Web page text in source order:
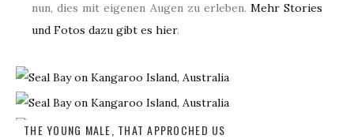
nun, dies mit eigenen Augen zu erleben. Mehr Stories
und Fotos dazu gibt es hier.
THE YOUNG MALE, THAT APPROCHED US